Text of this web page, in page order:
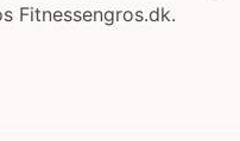
Fitnessengros.dk.